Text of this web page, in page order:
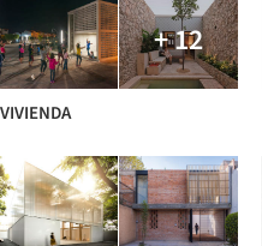
+ 12
VIVIENDA